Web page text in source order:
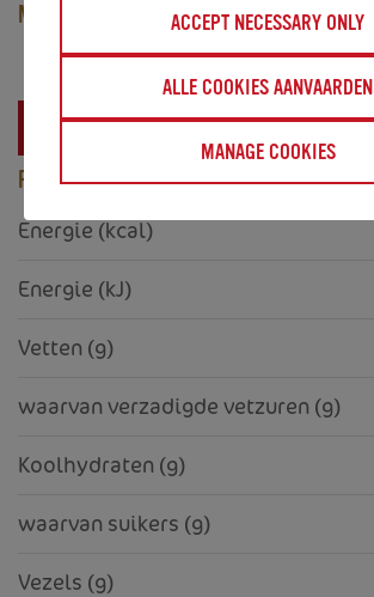
MADELEINE 16X1ST.
Voedingswaarden
PER 100 GR
Energie (kcal)
Energie (kJ)
Vetten (g)
waarvan verzadigde vetzuren (g)
Koolhydraten (g)
waarvan suikers (g)
Vezels (g)
ACCEPT NECESSARY ONLY
ALLE COOKIES AANVAARDEN
MANAGE COOKIES